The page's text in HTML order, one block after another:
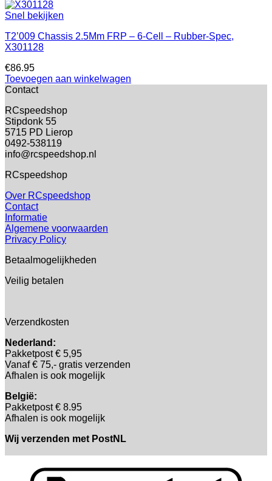
Snel bekijken
T2’009 Chassis 2.5Mm FRP – 6-Cell – Rubber-Spec,
X301128
€86.95
Toevoegen aan winkelwagen
Contact
RCspeedshop
Stipdonk 55
5715 PD Lierop
0492-538119
info@rcspeedshop.nl
RCspeedshop
Over RCspeedshop
Contact
Informatie
Algemene voorwaarden
Privacy Policy
Betaalmogelijkheden
Veilig betalen
Verzendkosten
Nederland:
Pakketpost € 5,95
Vanaf € 75,- gratis verzenden
Afhalen is ook mogelijk
België:
Pakketpost € 8.95
Afhalen is ook mogelijk
Wij verzenden met PostNL